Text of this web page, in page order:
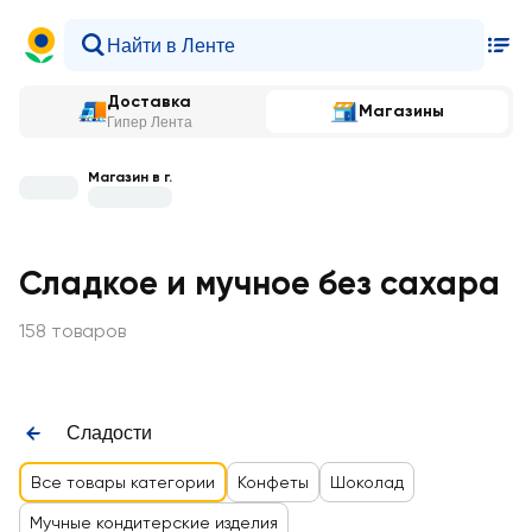
Доставка
Гипер Лента
Магазины
Магазин в г.
Сладкое и мучное без сахара
158 товаров
Сладости
Все товары категории Конфеты Шоколад
Мучные кондитерские изделия